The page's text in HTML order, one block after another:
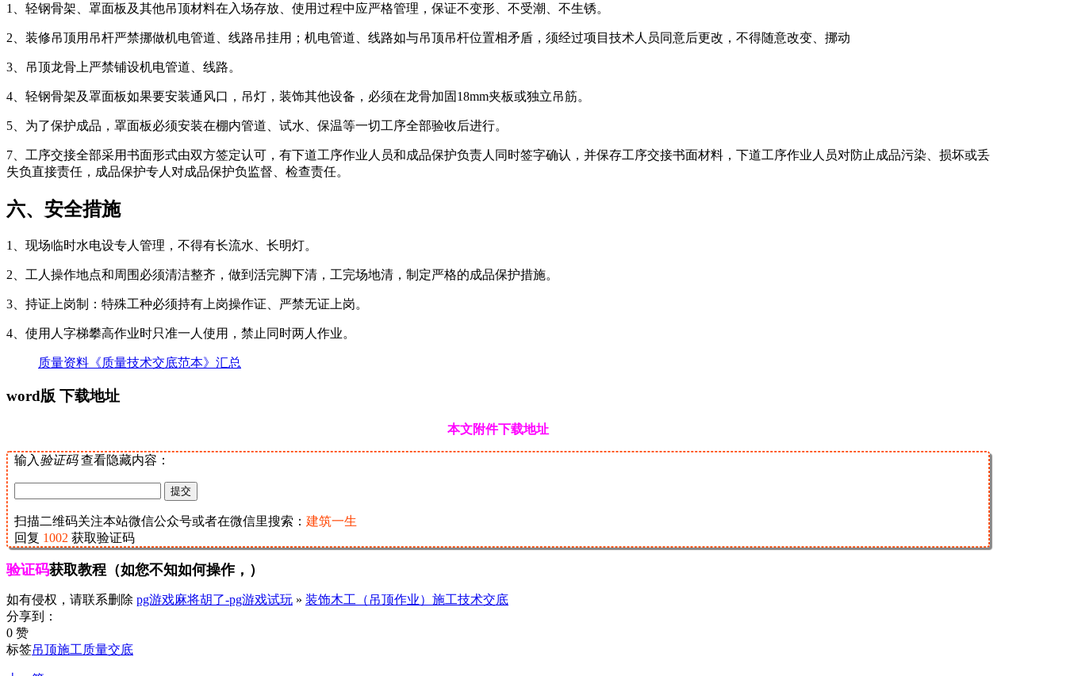
1、轻钢骨架、罩面板及其他吊顶材料在入场存放、使用过程中应严格管理，保证不变形、不受潮、不生锈。
2、装修吊顶用吊杆严禁挪做机电管道、线路吊挂用；机电管道、线路如与吊顶吊杆位置相矛盾，须经过项目技术人员同意后更改，不得随意改变、挪动
3、吊顶龙骨上严禁铺设机电管道、线路。
4、轻钢骨架及罩面板如果要安装通风口，吊灯，装饰其他设备，必须在龙骨加固18mm夹板或独立吊筋。
5、为了保护成品，罩面板必须安装在棚内管道、试水、保温等一切工序全部验收后进行。
7、工序交接全部采用书面形式由双方签定认可，有下道工序作业人员和成品保护负责人同时签字确认，并保存工序交接书面材料，下道工序作业人员对防止成品污染、损坏或丢
失负直接责任，成品保护专人对成品保护负监督、检查责任。
六、安全措施
1、现场临时水电设专人管理，不得有长流水、长明灯。
2、工人操作地点和周围必须清洁整齐，做到活完脚下清，工完场地清，制定严格的成品保护措施。
3、持证上岗制：特殊工种必须持有上岗操作证、严禁无证上岗。
4、使用人字梯攀高作业时只准一人使用，禁止同时两人作业。
质量资料《质量技术交底范本》汇总
word版 下载地址
本文附件下载地址
输入验证码查看隐藏内容：
扫描二维码关注本站微信公众号或者在微信里搜索： 建筑一生
回复 1002 获取验证码
验证码获取教程（如您不知如何操作，）
如有侵权，请联系删除 pg游戏麻将胡了-pg游戏试玩 » 装饰木工（吊顶作业）施工技术交底
分享到：
0 赞
标签吊顶施工质量交底